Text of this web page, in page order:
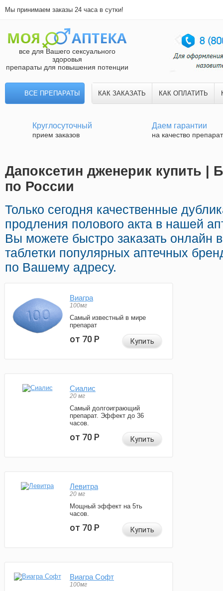
Мы принимаем заказы 24 часа в сутки!
все для Вашего сексуального
здоровья
препараты для повышения потенции
ВСЕ ПРЕПАРАТЫ КАК ЗАКАЗАТЬ КАК ОПЛАТИТЬ
Круглосуточный
прием заказов
Даем гарантии
на качество
Дапоксетин дженерик купить |
по России
Только сегодня качественные
продления полового акта в нашей
Вы можете быстро заказать онлайн
таблетки популярных аптечных
по Вашему адресу.
Виагра
100мг
Самый известный в мире
препарат
от 70Р Купить
Сиалис
20 мг
Самый долгоиграющий
препарат. Эффект до 36
часов.
от 70Р Купить
Левитра
20 мг
Мощный эффект на 5ть
часов.
от 70Р Купить
Виагра Софт
100мг